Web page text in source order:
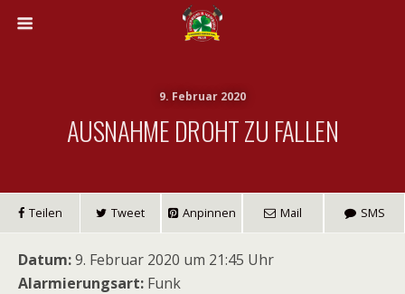
9. Februar 2020
AUSNAHME DROHT ZU FALLEN
Teilen Tweet Anpinnen Mail SMS
Datum:9. Februar 2020 um 21:45 Uhr
Alarmierungsart: Funk